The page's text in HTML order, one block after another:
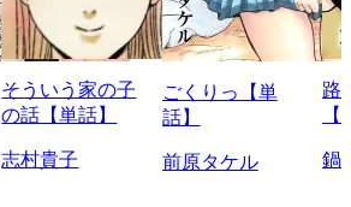
そういう家の子
の話【単話】
志村貴子
ごくりっ【単
話】
前原タケル
路
鍋